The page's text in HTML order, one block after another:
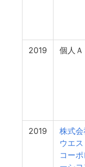
2019 個人Ａ
2019
株式会
ウエス
コーポ